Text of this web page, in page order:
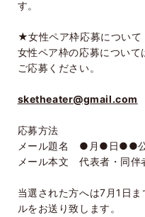
す。
★女性ペア枠応募について
女性ペア枠の応募につい
ご応募ください。
sketheater@gmail.com
応募方法
メール題名 ●月●日●●公
メール本文 代表者・同伴
当選された方へは7 月1 日
ルをお送り致します。